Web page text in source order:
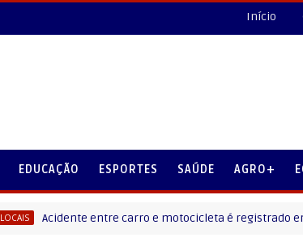
Início
EDUCAÇÃO ESPORTES SAÚDE AGRO+
Acidente entre carro e motocicleta é registrado em